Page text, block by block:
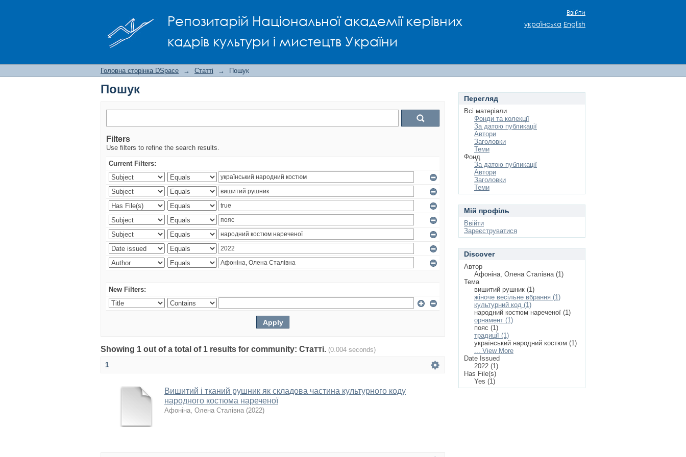
Репозитарій Національної академії керівних
кадрів культури і мистецтв України
Ввійти
українська English
Головна сторінка DSpace → Статті → Пошук
Пошук
Filters
Use filters to refine the search results.
Current Filters:
New Filters:
Showing 1 out of a total of 1 results for community: Статті. (0.004 seconds)
1
Вишитий і тканий рушник як складова частина культурного коду
народного костюма нареченої
Афоніна, Олена Сталівна (2022)
Перегляд
Всі матеріали
Фонди та колекції
За датою публикації
Автори
Заголовки
Теми
Фонд
За датою публикації
Автори
Заголовки
Теми
Мій профіль
Ввійти
Зареєструватися
Discover
Автор
Афоніна, Олена Сталівна (1)
Тема
вишитий рушник (1)
жіноче весільне вбрання (1)
культурний код (1)
народний костюм нареченої (1)
орнамент (1)
пояс (1)
традиції (1)
український народний костюм (1)
... View More
Date Issued
2022 (1)
Has File(s)
Yes (1)